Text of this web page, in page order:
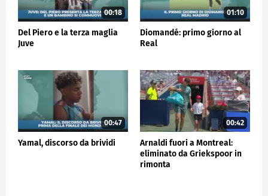
00:18
Del Piero e la terza maglia
Juve
01:10
Diomandé: primo giorno al
Real
00:47
Yamal, discorso da brividi
00:42
Arnaldi fuori a Montreal:
eliminato da Griekspoor in
rimonta